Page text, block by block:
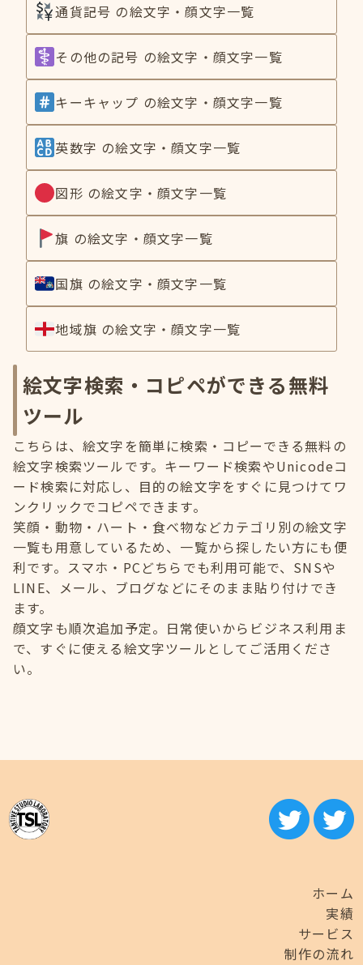
通貨記号 の絵文字・顔文字一覧
その他の記号 の絵文字・顔文字一覧
キーキャップ の絵文字・顔文字一覧
英数字 の絵文字・顔文字一覧
図形 の絵文字・顔文字一覧
旗 の絵文字・顔文字一覧
国旗 の絵文字・顔文字一覧
地域旗 の絵文字・顔文字一覧
絵文字検索・コピペができる無料
ツール
こちらは、絵文字を簡単に検索・コピーできる無料の
絵文字検索ツールです。キーワード検索やUnicodeコ
ード検索に対応し、目的の絵文字をすぐに見つけてワ
ンクリックでコピペできます。
笑顔・動物・ハート・食べ物などカテゴリ別の絵文字
一覧も用意しているため、一覧から探したい方にも便
利です。スマホ・PCどちらでも利用可能で、SNSや
LINE、メール、ブログなどにそのまま貼り付けでき
ます。
顔文字も順次追加予定。日常使いからビジネス利用ま
で、すぐに使える絵文字ツールとしてご活用くださ
い。
ホーム
実績
サービス
制作の流れ